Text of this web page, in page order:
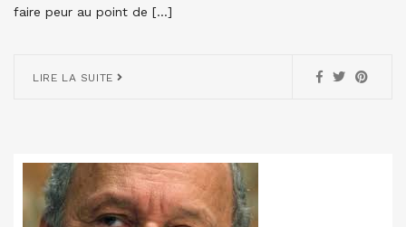
faire peur au point de […]
LIRE LA SUITE